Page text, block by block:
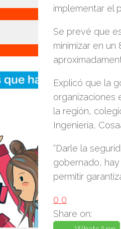
implementar el
Se prevé que
minimizar en
Explicó que la
organizaciones
la región,
Ingeniería,
“Darle la
gobernado,
permitir
0 0
Share on: